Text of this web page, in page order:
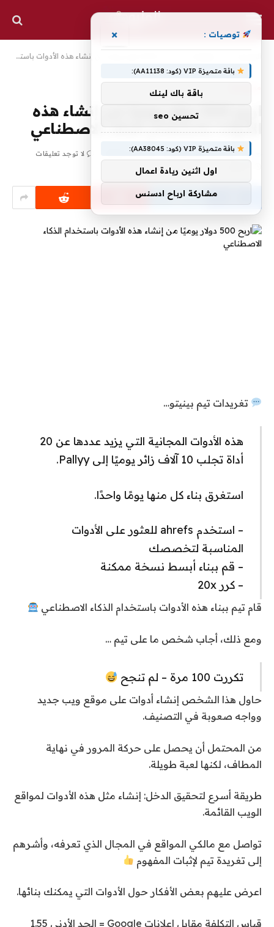
اربح 500 دولار يوميًا من إنشاء هذه
الأدوات باستخدام الذكاء الاصطناعي
بواسطة محرر المليون أكتوبر 21, 2024
لا توجد تعليقات
تغريدات تيم بينيتو…
هذه الأدوات المجانية التي يزيد عددها عن 20
أداة تجلب 10 آلاف زائر يوميًا إلى Pallyy.
استغرق بناء كل منها يومًا واحدًا.
– استخدم ahrefs للعثور على الأدوات
المناسبة لتخصصك
– قم ببناء أبسط نسخة ممكنة
– كرر 20x
قام تيم ببناء هذه الأدوات باستخدام الذكاء الاصطناعي
ومع ذلك، أجاب شخص ما على تيم …
تكررت 100 مرة – لم تنجح
حاول هذا الشخص إنشاء أدوات على موقع ويب جديد
وواجه صعوبة في التصنيف.
من المحتمل أن يحصل على حركة المرور في نهاية
المطاف، لكنها لعبة طويلة.
طريقة أسرع لتحقيق الدخل: إنشاء مثل هذه الأدوات لمواقع
الويب القائمة.
تواصل مع مالكي المواقع في المجال الذي تعرفه، وأشرهم
إلى تغريدة تيم لإثبات المفهوم
اعرض عليهم بعض الأفكار حول الأدوات التي يمكنك بنائها.
قياس التكلفة مقابل إعلانات Google = الحد الأدنى 1.55
توصيات : ×
باقة متميزة VIP (كود: AA11138):
باقة باك لينك
تحسين seo
باقة متميزة VIP (كود: AA38045):
اول اثنين ريادة اعمال
مشاركة ارباح ادسنس